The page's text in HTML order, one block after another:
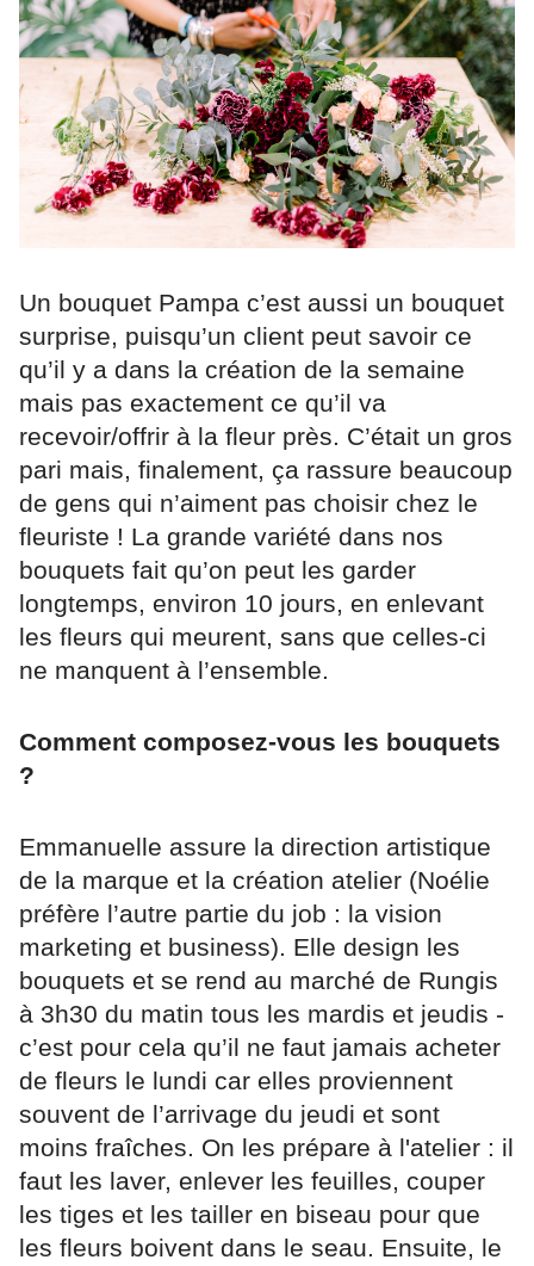
Un bouquet Pampa c’est aussi un bouquet
surprise, puisqu’un client peut savoir ce
qu’il y a dans la création de la semaine
mais pas exactement ce qu’il va
recevoir/offrir à la fleur près. C’était un gros
pari mais, finalement, ça rassure beaucoup
de gens qui n’aiment pas choisir chez le
fleuriste ! La grande variété dans nos
bouquets fait qu’on peut les garder
longtemps, environ 10 jours, en enlevant
les fleurs qui meurent, sans que celles-ci
ne manquent à l’ensemble.
Comment composez-vous les bouquets
?
Emmanuelle assure la direction artistique
de la marque et la création atelier (Noélie
préfère l’autre partie du job : la vision
marketing et business). Elle design les
bouquets et se rend au marché de Rungis
à 3h30 du matin tous les mardis et jeudis -
c’est pour cela qu’il ne faut jamais acheter
de fleurs le lundi car elles proviennent
souvent de l’arrivage du jeudi et sont
moins fraîches. On les prépare à l'atelier : il
faut les laver, enlever les feuilles, couper
les tiges et les tailler en biseau pour que
les fleurs boivent dans le seau. Ensuite, le